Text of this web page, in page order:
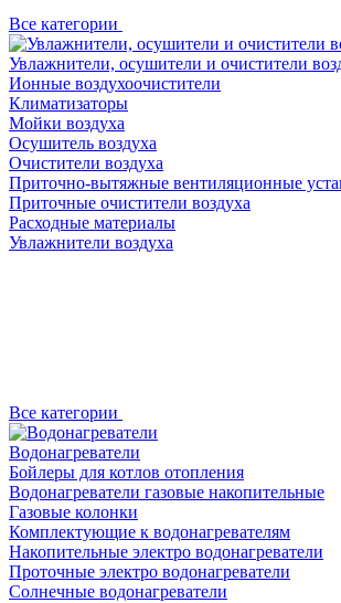
Все категории
Увлажнители, осушители и очистители
Ионные воздухоочистители
Климатизаторы
Мойки воздуха
Осушитель воздуха
Очистители воздуха
Приточно-вытяжные вентиляционные
Приточные очистители воздуха
Расходные материалы
Увлажнители воздуха
Все категории
Водонагреватели
Бойлеры для котлов отопления
Водонагреватели газовые накопительные
Газовые колонки
Комплектующие к водонагревателям
Накопительные электро водонагреватели
Проточные электро водонагреватели
Солнечные водонагреватели